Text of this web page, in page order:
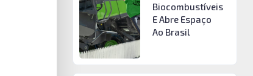
Biocombustíveis
E Abre Espaço
Ao Brasil